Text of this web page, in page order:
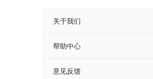
关于我们
帮助中心
意见反馈